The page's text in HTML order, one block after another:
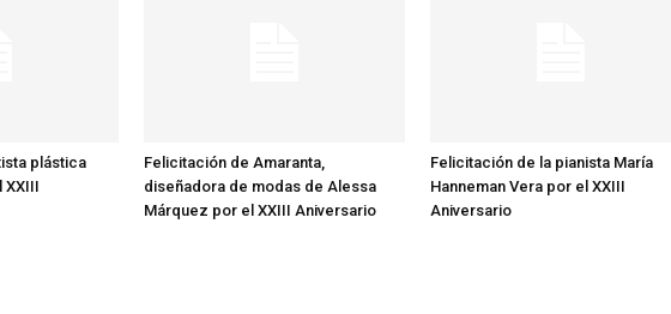
plástica
XXIII
Felicitación de Amaranta,
diseñadora de modas de Alessa
Márquez por el XXIII Aniversario
Felicitación de la pianista María
Hanneman Vera por el XXIII
Aniversario